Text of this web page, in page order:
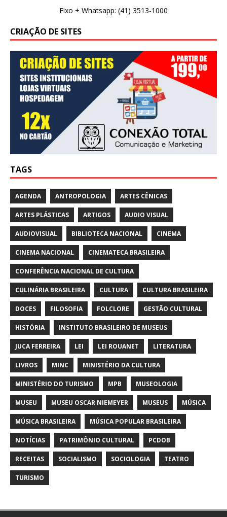
Fixo + Whatsapp: (41) 3513-1000
CRIAÇÃO DE SITES
TAGS
AGENDA ANTROPOLOGIA ARTES CÊNICAS
ARTES PLÁSTICAS ARTIGOS AUDIO VISUAL
AUDIOVISUAL BIBLIOTECA NACIONAL CINEMA
CINEMA NACIONAL CINEMATECA BRASILEIRA
CONFERÊNCIA NACIONAL DE CULTURA
CULINÁRIA BRASILEIRA CULTURA CULTURA BRASILEIRA
DOCES FILOSOFIA FOLCLORE GESTÃO CULTURAL
HISTÓRIA INSTITUTO BRASILEIRO DE MUSEUS
JUCA FERREIRA LEI LEI ROUANET LITERATURA
LIVROS MINC MINISTÉRIO DA CULTURA
MINISTÉRIO DO TURISMO MPB MUSEOLOGIA
MUSEU MUSEU OSCAR NIEMEYER MUSEUS MÚSICA
MÚSICA BRASILEIRA MÚSICA POPULAR BRASILEIRA
NOTÍCIAS PATRIMÔNIO CULTURAL PCDOB
RECEITAS SOCIALISMO SOCIOLOGIA TEATRO
TURISMO